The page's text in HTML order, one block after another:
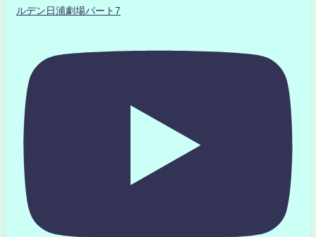
ルデン日浦劇場パート7